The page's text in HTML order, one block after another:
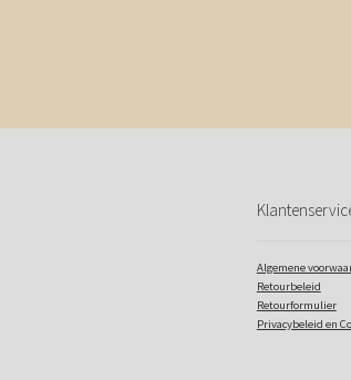
Algemene
Retourbeleid
Retourformulier
Privacybeleid en